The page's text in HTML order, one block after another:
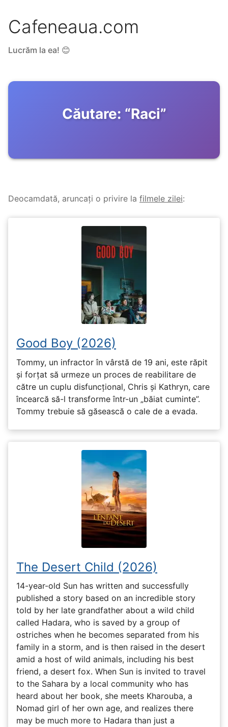
Cafeneaua.com
Lucrăm la ea! 😊
Căutare: “Raci”
Deocamdată, aruncați o privire la filmele zilei:
Good Boy (2026)
Tommy, un infractor în vârstă de 19 ani, este răpit
și forțat să urmeze un proces de reabilitare de
către un cuplu disfuncțional, Chris și Kathryn, care
încearcă să-l transforme într-un „băiat cuminte”.
Tommy trebuie să găsească o cale de a evada.
The Desert Child (2026)
14-year-old Sun has written and successfully
published a story based on an incredible story
told by her late grandfather about a wild child
called Hadara, who is saved by a group of
ostriches when he becomes separated from his
family in a storm, and is then raised in the desert
amid a host of wild animals, including his best
friend, a desert fox. When Sun is invited to travel
to the Sahara by a local community who has
heard about her book, she meets Kharouba, a
Nomad girl of her own age, and realizes there
may be much more to Hadara than just a